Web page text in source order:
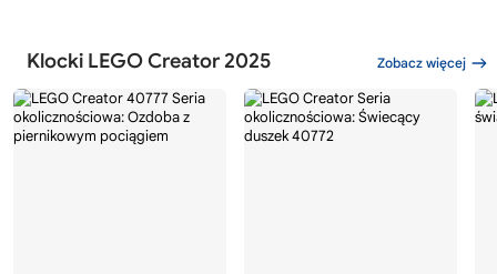
Klocki LEGO Creator 2025 Zobacz więcej